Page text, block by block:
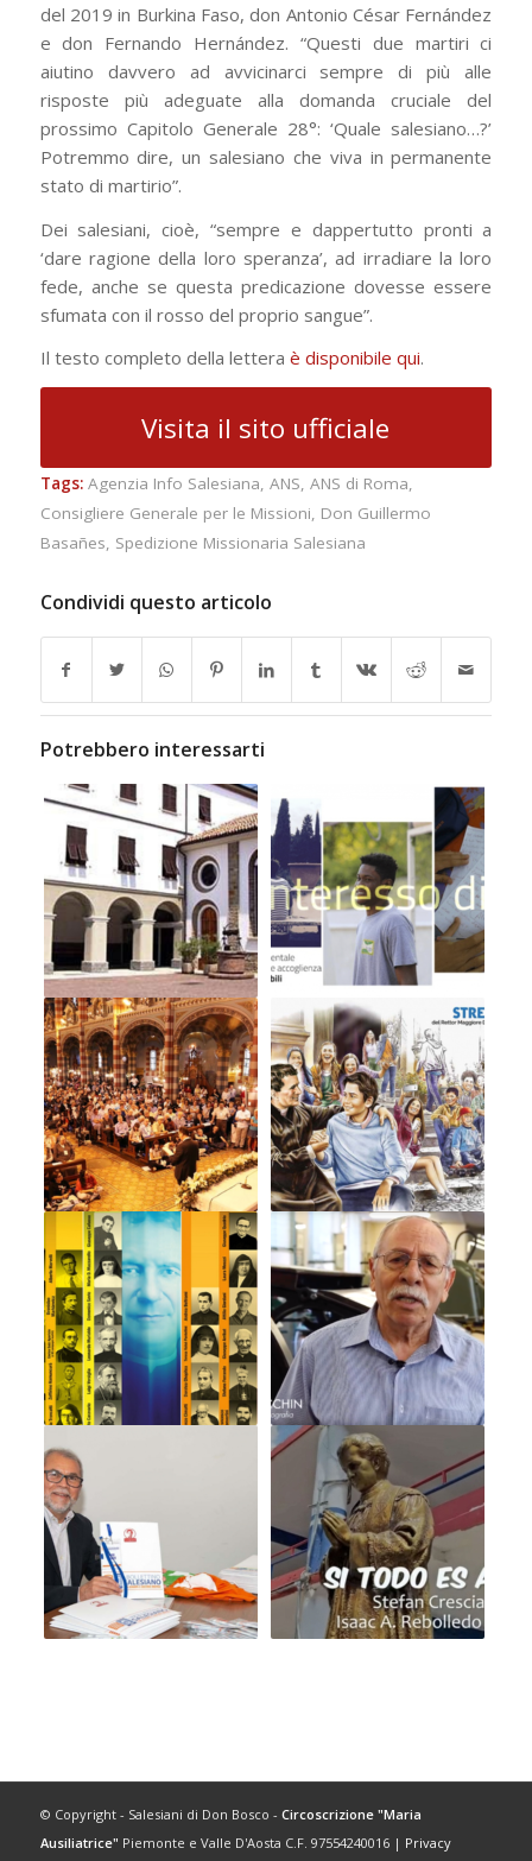
del 2019 in Burkina Faso, don Antonio César Fernández
e don Fernando Hernández. “Questi due martiri ci
aiutino davvero ad avvicinarci sempre di più alle
risposte più adeguate alla domanda cruciale del
prossimo Capitolo Generale 28°: ‘Quale salesiano…?’
Potremmo dire, un salesiano che viva in permanente
stato di martirio”.
Dei salesiani, cioè, “sempre e dappertutto pronti a
‘dare ragione della loro speranza’, ad irradiare la loro
fede, anche se questa predicazione dovesse essere
sfumata con il rosso del proprio sangue”.
Il testo completo della lettera è disponibile qui.
Visita il sito ufficiale
Tags: Agenzia Info Salesiana, ANS, ANS di Roma,
Consigliere Generale per le Missioni, Don Guillermo
Basañes, Spedizione Missionaria Salesiana
Condividi questo articolo
Potrebbero interessarti
© Copyright - Salesiani di Don Bosco - Circoscrizione "Maria
Ausiliatrice" Piemonte e Valle D'Aosta C.F. 97554240016 | Privacy